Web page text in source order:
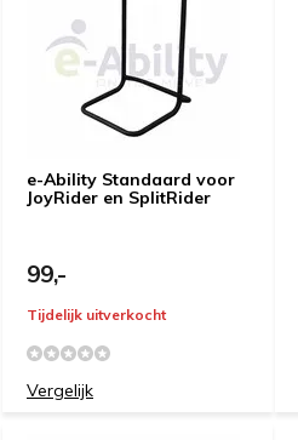
e-Ability Standaard voor
JoyRider en SplitRider
99,-
Tijdelijk uitverkocht
Vergelijk